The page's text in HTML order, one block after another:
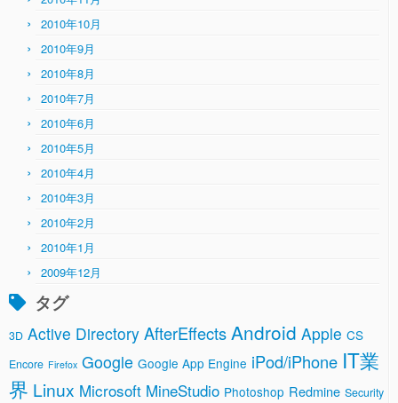
2010年10月
2010年9月
2010年8月
2010年7月
2010年6月
2010年5月
2010年4月
2010年3月
2010年2月
2010年1月
2009年12月
タグ
3D Active Directory AfterEffectsAndroid Apple CS
Encore Firefox Google Google App Engine iPod/iPhone IT業
界 Linux Microsoft MineStudio Photoshop Redmine Security